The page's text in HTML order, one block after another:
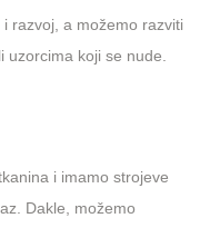
razvoj, a možemo razviti
koji se nude.
i imamo strojeve
Dakle, možemo